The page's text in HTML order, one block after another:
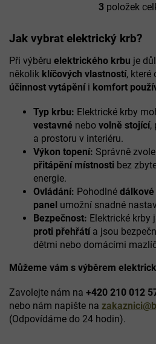
O
l
á
d
a
c
í
r
v
y
v
ý
i
s
u
3 položek
Jak vybrat elektrický krb?
Při výběru elektrického krbu je
několik klíčových vlastností, které
účinnost vytápěníi komfort
Typ krbu: Elektrické krby
vestavné nebo volně stojící,
a prostoru v interiéru.
Výkon topení: Správně
přitápění místnosti bez
energie.
Ovládání: Pohodlné
panel umožní snadné
Bezpečnost: Elektrické krby
proti přehřátía jsou
dětmi nebo domácími
Můžeme vám s výběrem
Zavolejte nám na +420 210 012
nebo nám napište na
(Odpovídáme do 24 hodin).